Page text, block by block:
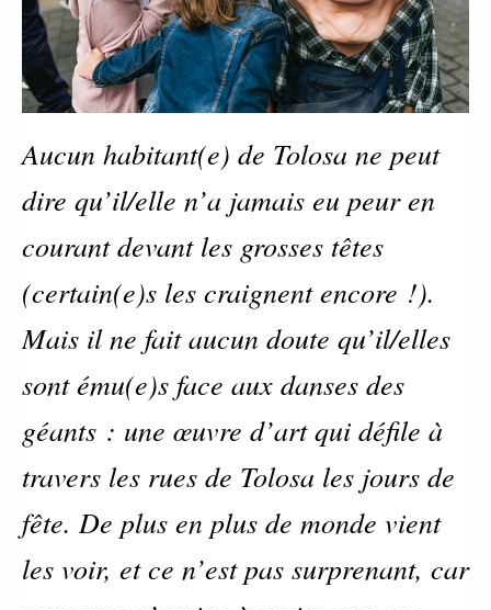
Aucun habitant(e) de Tolosa ne peut
dire qu’il/elle n’a jamais eu peur en
courant devant les grosses têtes
(certain(e)s les craignent encore !).
Mais il ne fait aucun doute qu’il/elles
sont ému(e)s face aux danses des
géants : une œuvre d’art qui défile à
travers les rues de Tolosa les jours de
fête. De plus en plus de monde vient
les voir, et ce n’est pas surprenant, car